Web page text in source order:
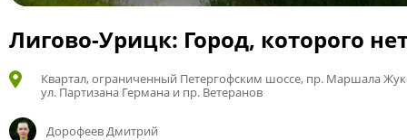
Лигово-Урицк: Город, которого
Квартал, ограниченный Петергофским шоссе, пр. Маршала
ул. Партизана Германа и пр. Ветеранов
Дорофеев Дмитрий